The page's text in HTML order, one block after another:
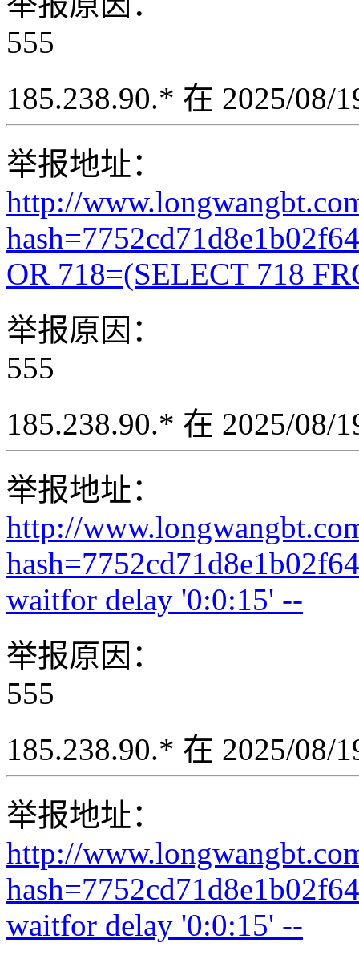
555
185.238.90.* 在 2025/08/
举报地址：
http://
OR 718=(SELECT 718
举报原因：
555
185.238.90.* 在 2025/08/
举报地址：
http://
waitfor delay '0:0:15' --
举报原因：
555
185.238.90.* 在 2025/08/
举报地址：
http://
waitfor delay '0:0:15' --